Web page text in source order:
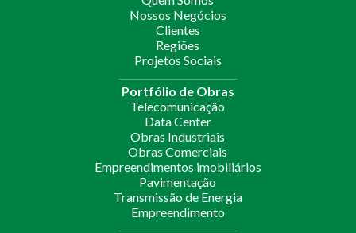
Nossos Negócios
Clientes
Regiões
Projetos Sociais
Portfólio de Obras
Telecomunicação
Data Center
Obras Industriais
Obras Comerciais
Empreendimentos imobiliários
Pavimentação
Transmissão de Energia
Empreendimento